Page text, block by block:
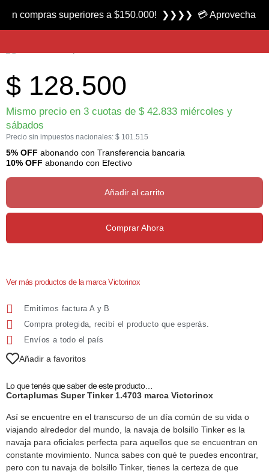
Producto nuevo
Cortaplumas Super Tinker 1.4703 marca Victorinox
$ 128.500
Mismo precio en 3 cuotas de $42.833 miércoles y
sábados
Precio sin impuestos nacionales: $ 101.515
5% OFF abonando con Transferencia bancaria
10% OFF abonando con Efectivo
Añadir al carrito
Comprar Ahora
Ver más productos de la marca Victorinox
Emitimos factura A y B
Compra protegida, recibí el producto que esperás.
Envíos a todo el país
Añadir a favoritos
Lo que tenés que saber de este producto…
Cortaplumas Super Tinker 1.4703 marca Victorinox
Así se encuentre en el transcurso de un día común de su vida o
viajando alrededor del mundo, la navaja de bolsillo Tinker es la
navaja para oficiales perfecta para aquellos que se encuentran en
constante movimiento. Nunca sabes con qué te puedes encontrar,
pero con tu navaja de bolsillo Tinker, tienes la certeza de que
superiores a $150.000! ❯❯❯❯ 💳 Aprovecha las 3